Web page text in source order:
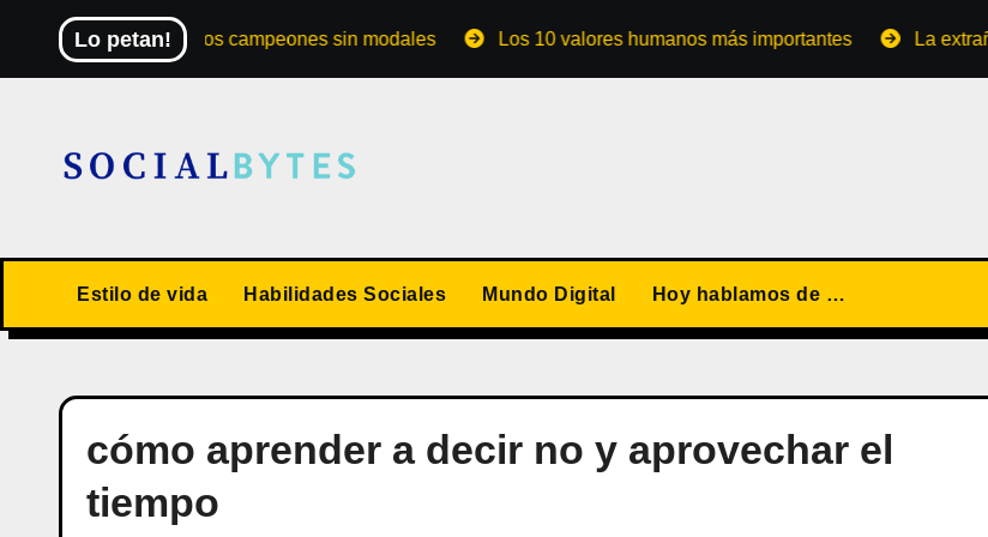
contenido
Lo petan!
El Mundial de los campeones sin modales Los 10 valores humanos más importantes La extraña
Estilo de vida Habilidades Sociales Mundo Digital Hoy hablamos de …
cómo aprender a decir no y aprovechar el
tiempo